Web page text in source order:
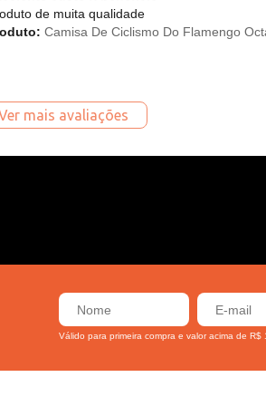
de muita qualidade
Camisa De Ciclismo Do Flamengo
mais avaliações
Válido para primeira compra e valor acima de R$